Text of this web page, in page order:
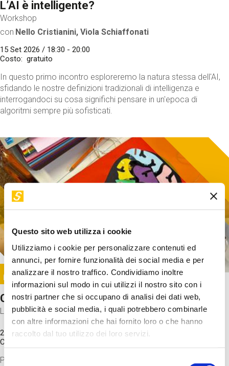
Questo sito web utilizza i cookie
Utilizziamo i cookie per personalizzare contenuti ed
annunci, per fornire funzionalità dei social media e per
analizzare il nostro traffico. Condividiamo inoltre
informazioni sul modo in cui utilizzi il nostro sito con i
nostri partner che si occupano di analisi dei dati web,
pubblicità e social media, i quali potrebbero combinarle
con altre informazioni che hai fornito loro o che hanno
raccolto dal tuo utilizzo dei loro servizi.
Selezione
L’AI è intelligente?
Workshop
con Nello Cristianini, Viola Schiaffonati
15 Set 2026 / 18:30 - 20:00
Costo
gratuito
In questo primo incontro esploreremo la natura stessa dell'AI,
sfidando le nostre definizioni tradizionali di intelligenza e
interrogandoci su cosa significhi pensare in un'epoca di
algoritmi sempre più sofisticati.
Image
SUNDAY@STEP
Come funziona il cervello?
Laboratorio
20 Set 2026 / 11:15 - 13:00
Costo
Proveremo a costruire un cervello in cartoncino cercando di